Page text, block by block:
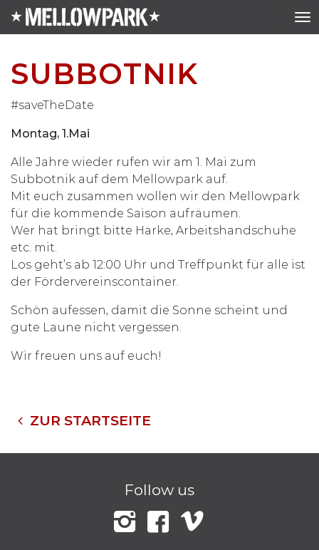
SUBBOTNIK
#saveTheDate
Montag, 1.Mai
Alle Jahre wieder rufen wir am 1. Mai zum
Subbotnik auf dem Mellowpark auf.
Mit euch zusammen wollen wir den Mellowpark
für die kommende Saison aufräumen.
Wer hat bringt bitte Harke, Arbeitshandschuhe
etc. mit.
Los geht’s ab 12:00 Uhr und Treffpunkt für alle ist
der Fördervereinscontainer.
Schön aufessen, damit die Sonne scheint und
gute Laune nicht vergessen.
Wir freuen uns auf euch!
ZUR STARTSEITE
Follow us